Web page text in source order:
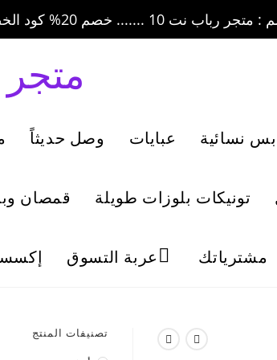
وصل حديثاً عبايات نسائية
قمصان تونيكات بلوزات طويلة
عربة التسوق مشترياتك
تصنيفات المنتج